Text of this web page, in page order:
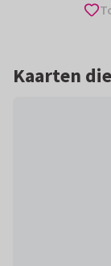
Kaarten